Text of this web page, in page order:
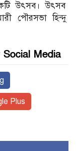
উৎসব। উৎসব
পৌরসভা হিন্দু
Media
Plus